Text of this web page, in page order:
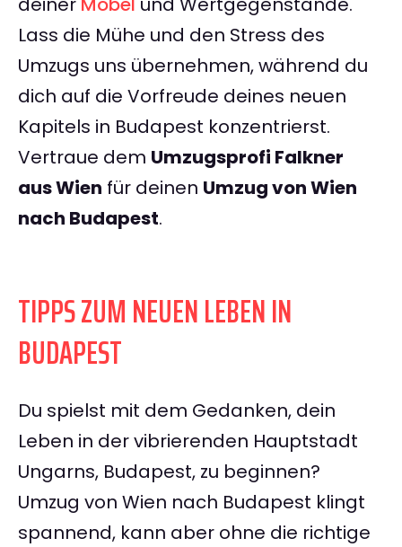
Lass die Mühe und den Stress des
Umzugs uns übernehmen, während du
dich auf die Vorfreude deines neuen
Kapitels in Budapest konzentrierst.
Vertraue dem Umzugsprofi Falkner
aus Wien für deinen Umzug von Wien
nach Budapest.
TIPPS ZUM NEUEN LEBEN IN
BUDAPEST
Du spielst mit dem Gedanken, dein
Leben in der vibrierenden Hauptstadt
Ungarns, Budapest, zu beginnen?
Umzug von Wien nach Budapest klingt
spannend, kann aber ohne die richtige